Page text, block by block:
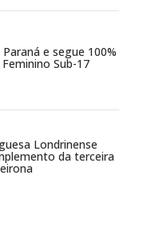
e segue 100%
Sub-17
Londrinense
da terceira